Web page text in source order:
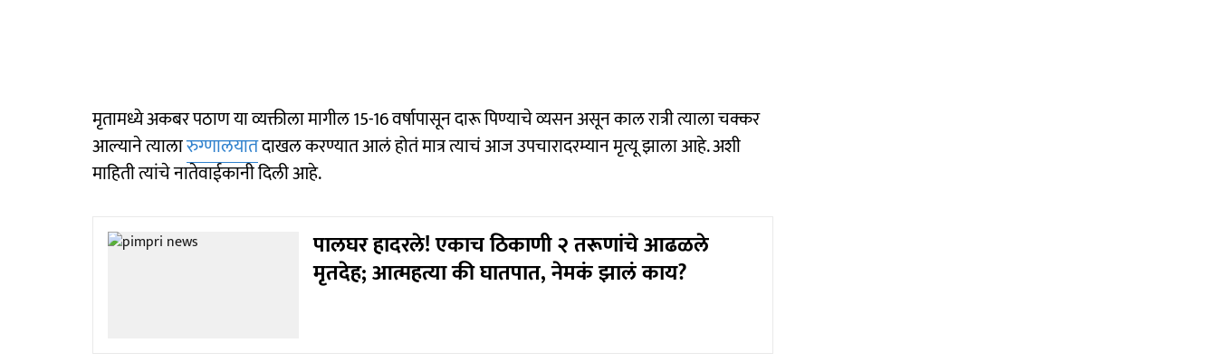
मृतामध्ये अकबर पठाण या व्यक्तीला मागील 15-16 वर्षापासून दारू पिण्याचे व्यसन असून काल रात्री त्याला चक्कर
आल्याने त्यालारुग्णालयातदाखल करण्यात आलं होतं मात्र त्याचं आज उपचारादरम्यान मृत्यू झाला आहे. अशी
माहिती त्यांचे नातेवाईकानी दिली आहे.
पालघर हादरले! एकाच ठिकाणी २ तरूणांचे आढळले
मृतदेह; आत्महत्या की घातपात, नेमकं झालं काय?